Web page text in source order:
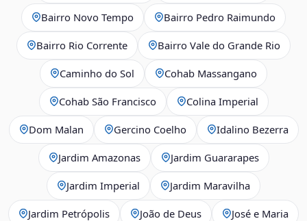
Bairro Novo Tempo Bairro Pedro Raimundo
Bairro Rio Corrente Bairro Vale do Grande Rio
Caminho do Sol Cohab Massangano
Cohab São Francisco Colina Imperial
Dom Malan Gercino Coelho Idalino Bezerra
Jardim Amazonas Jardim Guararapes
Jardim Imperial Jardim Maravilha
Jardim Petrópolis João de Deus José e Maria